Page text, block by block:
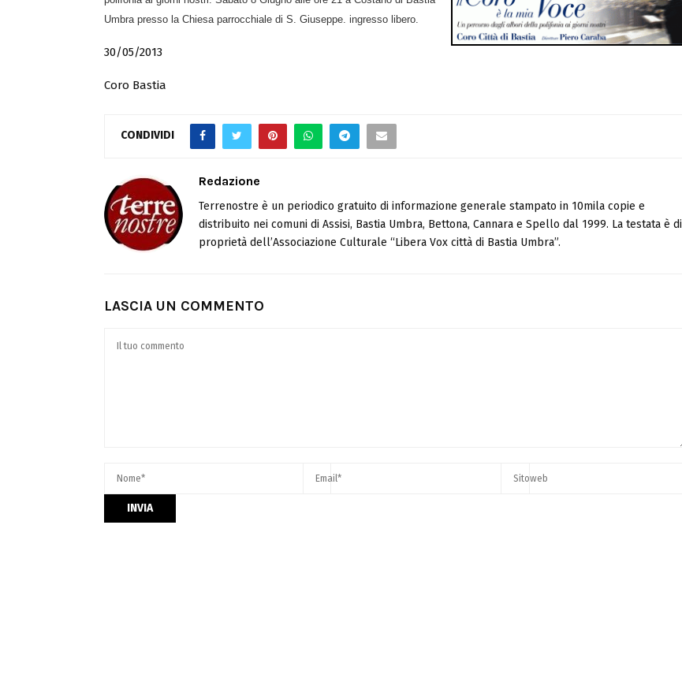
Umbra presso la Chiesa parrocchiale di S. Giuseppe. ingresso libero.
30/05/2013
Coro Bastia
CONDIVIDI
Redazione
Terrenostre è un periodico gratuito di informazione generale stampato in 10mila copie e
distribuito nei comuni di Assisi, Bastia Umbra, Bettona, Cannara e Spello dal 1999. La testata è di
proprietà dell’Associazione Culturale “Libera Vox città di Bastia Umbra”.
LASCIA UN COMMENTO